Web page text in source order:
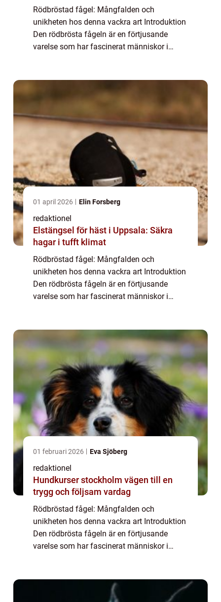
Rödbröstad fågel: Mångfalden och
unikheten hos denna vackra art Introduktion
Den rödbrösta fågeln är en förtjusande
varelse som har fascinerat människor i
01 april 2026 Elin Forsberg
redaktionel
Elstängsel för häst i Uppsala: Säkra
hagar i tufft klimat
Rödbröstad fågel: Mångfalden och
unikheten hos denna vackra art Introduktion
Den rödbrösta fågeln är en förtjusande
varelse som har fascinerat människor i
01 februari 2026 Eva Sjöberg
redaktionel
Hundkurser stockholm vägen till en
trygg och följsam vardag
Rödbröstad fågel: Mångfalden och
unikheten hos denna vackra art Introduktion
Den rödbrösta fågeln är en förtjusande
varelse som har fascinerat människor i